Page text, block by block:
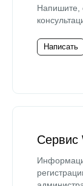
Напишите,
Написать
Сервис